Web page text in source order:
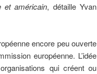
et américain, détaille Yvan
encore peu ouverte
européenne. L’idée
qui créent ou